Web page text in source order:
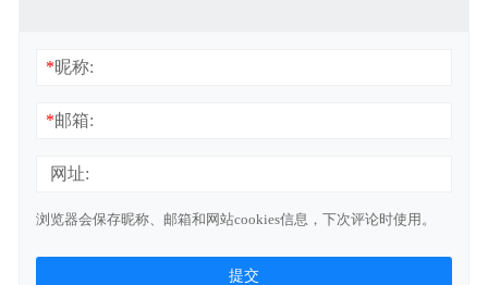
*昵称:
*邮箱:
网址:
浏览器会保存昵称、邮箱和网站cookies信息，下次评论时使用。